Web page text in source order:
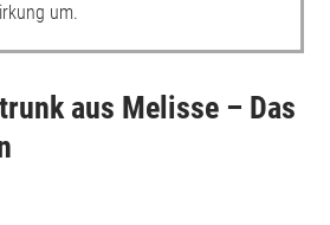
um.
aus Melisse – Das